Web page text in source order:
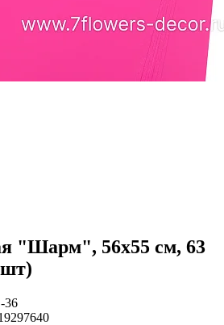
"Шарм", 56x55 см, 63
36